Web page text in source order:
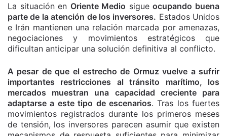
La situación en Oriente Medio sigueocupando buena
parte de la atención de los inversores. Estados Unidos
e Irán mantienen una relación marcada por amenazas,
negociaciones y movimientos estratégicos que
dificultan anticipar una solución definitiva al conflicto.
A pesar de que el estrecho de Ormuz vuelve a sufrir
importantes restricciones al tránsito marítimo, los
mercados muestran una capacidad creciente para
adaptarse a este tipo de escenarios. Tras los fuertes
movimientos registrados durante los primeros meses
de tensión, los inversores parecen asumir que existen